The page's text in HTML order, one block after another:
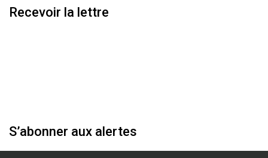
Recevoir la lettre
S’abonner aux alertes